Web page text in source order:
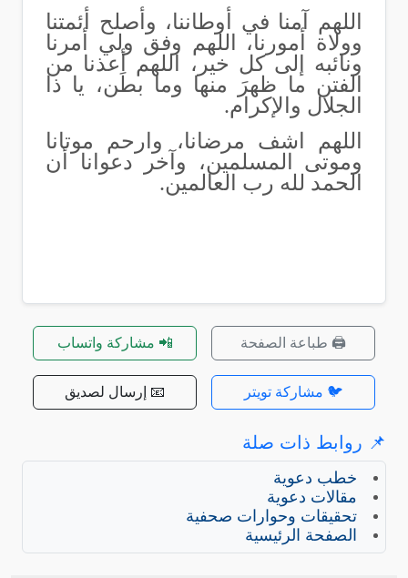
اللهم آمنا في أوطاننا، وأصلح أئمتنا
وولاة أمورنا، اللهم وفق ولي أمرنا
ونائبه إلى كل خير،
اللهم أعذنا من
الفتن ما ظهرَ منها وما بطَن، يا ذا
الجلال والإكرام.
اللهم اشف مرضانا، وارحم موتانا
وموتى المسلمين، وآخر دعوانا أن
الحمد لله رب العالمين.
🖨️ طباعة الصفحة 📲 مشاركة واتساب
🐦 مشاركة تويتر 📧 إرسال لصديق
📌 روابط ذات صلة
خطب دعوية
مقالات دعوية
تحقيقات وحوارات صحفية
الصفحة الرئيسية